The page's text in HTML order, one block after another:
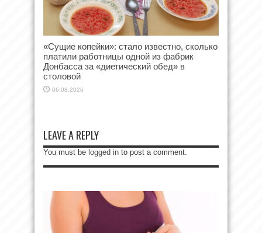
«Сущие копейки»: стало известно, сколько
платили работницы одной из фабрик
Донбасса за «диетический обед» в
столовой
06.08.2026
LEAVE A REPLY
You must be logged in to post a comment.